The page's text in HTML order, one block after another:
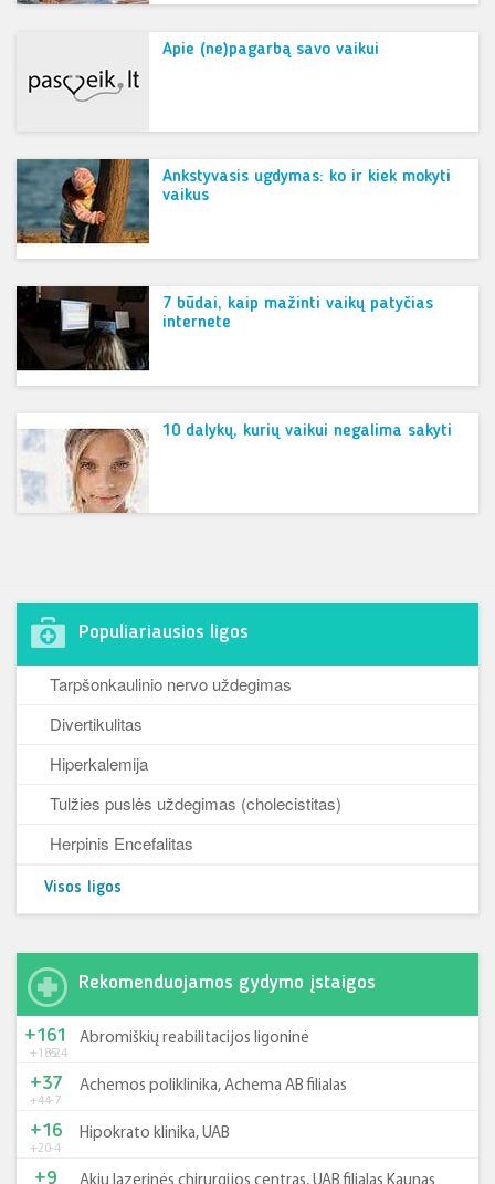
Apie (ne)pagarbą savo vaikui
Ankstyvasis ugdymas: ko ir kiek mokyti
vaikus
7 būdai, kaip mažinti vaikų patyčias
internete
10 dalykų, kurių vaikui negalima sakyti
Populiariausios ligos
Tarpšonkaulinio nervo uždegimas
Divertikulitas
Hiperkalemija
Tulžies puslės uždegimas (cholecistitas)
Herpinis Encefalitas
Visos ligos
Rekomenduojamos gydymo įstaigos
+185-24
+161 Abromiškių reabilitacijos ligoninė
+44-7
+37 Achemos poliklinika, Achema AB filialas
+20-4
+16 Hipokrato klinika, UAB
+9